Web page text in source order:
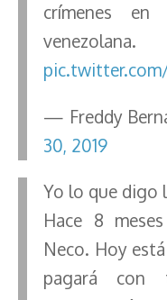
crímenes
— Freddy
30, 2019
Yo lo que digo
Hace 8
Neco. Hoy
pagará